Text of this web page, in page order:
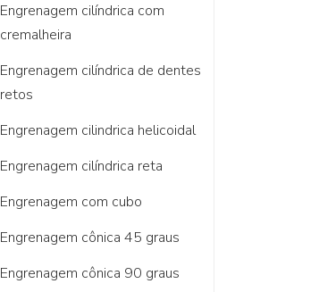
Engrenagem cilíndrica com
cremalheira
Engrenagem cilíndrica de dentes
retos
Engrenagem cilindrica helicoidal
Engrenagem cilíndrica reta
Engrenagem com cubo
Engrenagem cônica 45 graus
Engrenagem cônica 90 graus